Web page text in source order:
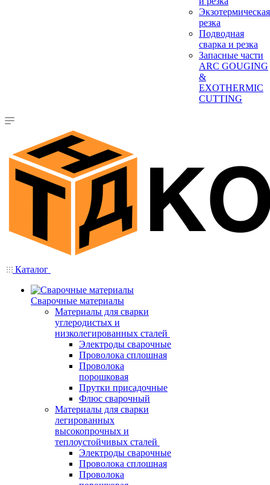
Экзотермическая
резка
Подводная
сварка и резка
Запасные части
ARC GOUGING
&
EXOTHERMIC
CUTTING
Каталог
Сварочные материалы
Материалы для сварки
углеродистых и
низколегированных сталей
Электроды сварочные
Проволока сплошная
Проволока
порошковая
Прутки присадочные
Флюс сварочный
Материалы для сварки
легированных
высокопрочных и
теплоустойчивых сталей
Электроды сварочные
Проволока сплошная
Проволока